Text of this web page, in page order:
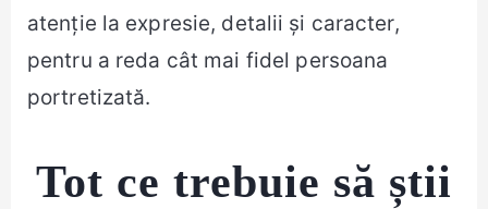
atenție la expresie, detalii și caracter,
pentru a reda cât mai fidel persoana
portretizată.
Tot ce trebuie să știi